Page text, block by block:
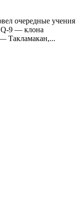
очередные учения
9 — клона
Такламакан,...